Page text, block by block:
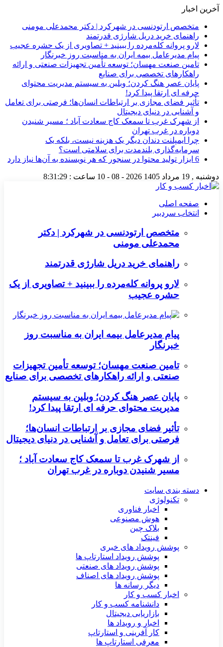
آخرین اخبار
متخصص ارتودنسی در شهرکرد | دکتر محمدعلی مومنی
راهنمای خرید دریل شارژی قدرتمند
لارو پروانه کله‌مرده را ببینید + تصاویری از یک حشره عجیب
پیام مدیرعامل بیمه ایران به مناسبت روز خبرنگار
تامین صنعت مهسان؛ توسعه تأمین تجهیزات صنعتی و ارائه
راهکارهای تخصصی برای صنایع
پایان عصر هنگ کردن؛ وبلین به سیستم مدیریت محتوای
حرفه ای ارتقا پیدا کرد!
تأثیر فضای مجازی بر ارتباطات انسان‌ها؛ فرصتی برای تعامل
و آشنایی در دنیای دیجیتال
از شهرک غرب تا سمعک کاج سعادت آباد ؛ مسیر شنیدن
دوباره در غرب تهران
چرا ایمپلنت دندان دیگر یک هزینه نیست، بلکه یک
سرمایه‌گذاری بلندمدت برای سلامتی است؟
6 ابزار تولید محتوا در سنجور که هر نویسنده به آن‌ها نیاز دارد
دوشنبه , 19 مرداد 1405 2026 - 08 - 10 ساعت : 8:31:30
صفحه اصلی
انتخاب سردبیر
متخصص ارتودنسی در شهرکرد | دکتر
محمدعلی مومنی
راهنمای خرید دریل شارژی قدرتمند
لارو پروانه کله‌مرده را ببینید + تصاویری از یک
حشره عجیب
پیام مدیرعامل بیمه ایران به مناسبت روز
خبرنگار
تامین صنعت مهسان؛ توسعه تأمین تجهیزات
صنعتی و ارائه راهکارهای تخصصی برای صنایع
پایان عصر هنگ کردن؛ وبلین به سیستم
مدیریت محتوای حرفه ای ارتقا پیدا کرد!
تأثیر فضای مجازی بر ارتباطات انسان‌ها؛
فرصتی برای تعامل و آشنایی در دنیای دیجیتال
از شهرک غرب تا سمعک کاج سعادت آباد ؛
مسیر شنیدن دوباره در غرب تهران
دسته بندی سایت
تکنولوژی
اخبار فناوری
هوش مصنوعی
بلاک چین
فینتک
پوشش رویداد های خبری
پوشش رویداد استارتاپ ها
پوشش رویداد های صنعتی
پوشش رویداد های اصناف
دیگر رسانه ها
اخبار کسب و کار
دانشنامه کسب و کار
بازاریابی دیجیتال
اخبار و رویداد ها
کار آفرینی و استارتاپ
معرفی استارتاپ ها